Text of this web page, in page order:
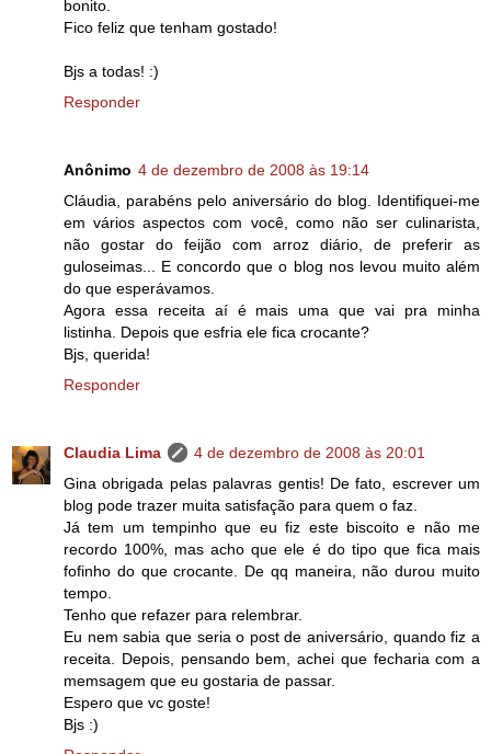
bonito.
Fico feliz que tenham gostado!
Bjs a todas! :)
Responder
Anônimo 4 de dezembro de 2008 às 19:14
Cláudia, parabéns pelo aniversário do blog. Identifiquei-me
em vários aspectos com você, como não ser culinarista,
não gostar do feijão com arroz diário, de preferir as
guloseimas... E concordo que o blog nos levou muito além
do que esperávamos.
Agora essa receita aí é mais uma que vai pra minha
listinha. Depois que esfria ele fica crocante?
Bjs, querida!
Responder
Claudia Lima
4 de dezembro de 2008 às 20:01
Gina obrigada pelas palavras gentis! De fato, escrever um
blog pode trazer muita satisfação para quem o faz.
Já tem um tempinho que eu fiz este biscoito e não me
recordo 100%, mas acho que ele é do tipo que fica mais
fofinho do que crocante. De qq maneira, não durou muito
tempo.
Tenho que refazer para relembrar.
Eu nem sabia que seria o post de aniversário, quando fiz a
receita. Depois, pensando bem, achei que fecharia com a
memsagem que eu gostaria de passar.
Espero que vc goste!
Bjs :)